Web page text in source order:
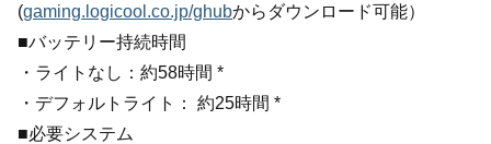
(gaming.logicool.co.jp/ghubからダウンロード可能）
■バッテリー持続時間
・ライトなし：約58時間 *
・デフォルトライト： 約25時間 *
■必要システム